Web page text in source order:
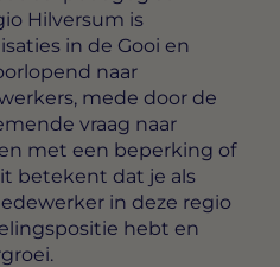
Hilversum is
in de Gooi en
naar
mede door de
vraag naar
met een beperking of
betekent dat je als
in deze regio
hebt en